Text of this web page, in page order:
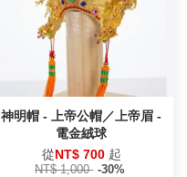
神明帽 - 上帝公帽／上帝眉 -
電金絨球
從NT$ 700 起
NT$ 1,000 -30%